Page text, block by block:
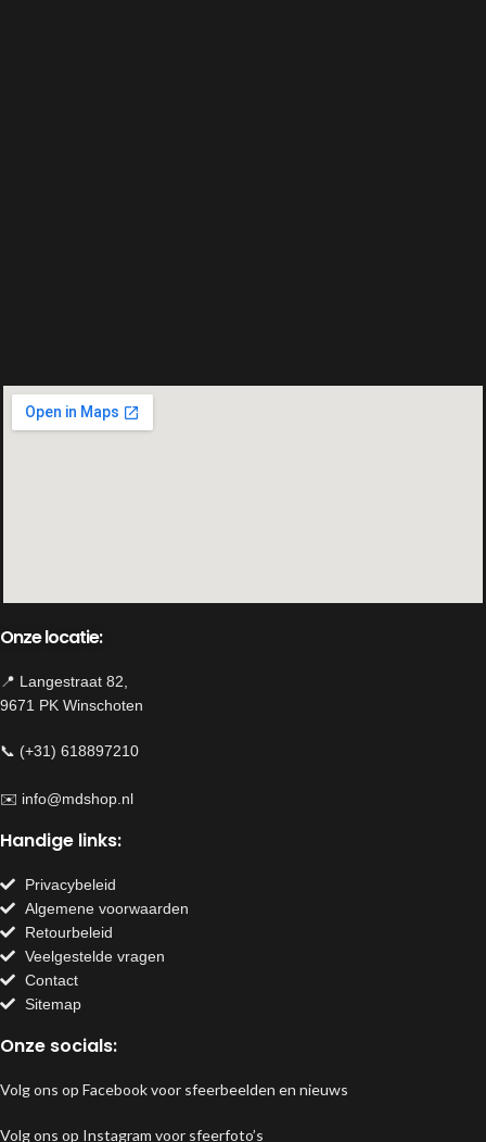
Onze locatie:
📍 Langestraat 82,
9671 PK Winschoten
📞 (+31) 618897210
✉️ info@mdshop.nl
Handige links:
Privacybeleid
Algemene voorwaarden
Retourbeleid
Veelgestelde vragen
Contact
Sitemap
Onze socials:
Volg ons op Facebook voor sfeerbeelden en nieuws
Volg ons op Instagram voor sfeerfoto’s